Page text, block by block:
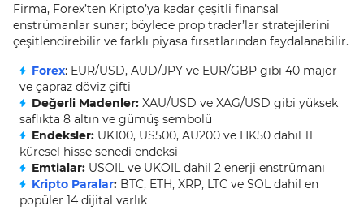
Firma, Forex’ten Kripto’ya kadar çeşitli finansal
enstrümanlar sunar; böylece prop trader’lar stratejilerini
çeşitlendirebilir ve farklı piyasa fırsatlarından faydalanabilir.
Forex: EUR/USD, AUD/JPY ve EUR/GBP gibi 40 majör
ve çapraz döviz çifti
Değerli Madenler: XAU/USD ve XAG/USD gibi yüksek
saflıkta 8 altın ve gümüş sembolü
Endeksler: UK100, US500, AU200 ve HK50 dahil 11
küresel hisse senedi endeksi
Emtialar: USOIL ve UKOIL dahil 2 enerji enstrümanı
Kripto Paralar: BTC, ETH, XRP, LTC ve SOL dahil en
popüler 14 dijital varlık